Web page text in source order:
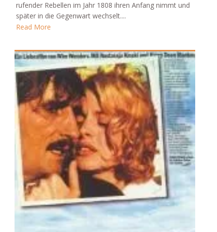
rufender Rebellen im Jahr 1808 ihren Anfang nimmt und
später in die Gegenwart wechselt....
Read More